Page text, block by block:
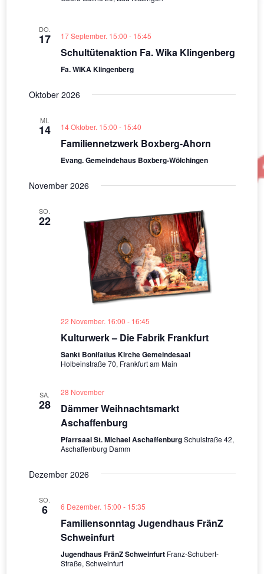
DO.
17 17 September. 15:00 - 15:45
Schultütenaktion Fa. Wika Klingenberg
Fa. WIKA Klingenberg
Oktober 2026
MI.
14 14 Oktober. 15:00 - 15:40
Familiennetzwerk Boxberg-Ahorn
Evang. Gemeindehaus Boxberg-Wölchingen
November 2026
SO.
22
22 November. 16:00 - 16:45
Kulturwerk – Die Fabrik Frankfurt
Sankt Bonifatius Kirche Gemeindesaal
Holbeinstraße 70, Frankfurt am Main
SA.
28
28 November
Dämmer Weihnachtsmarkt
Aschaffenburg
Pfarrsaal St. Michael AschaffenburgSchulstraße 42,
Aschaffenburg Damm
Dezember 2026
SO.
6 6 Dezember. 15:00 - 15:35
Familiensonntag Jugendhaus FränZ
Schweinfurt
Jugendhaus FränZ Schweinfurt Franz-Schubert-
Straße, Schweinfurt